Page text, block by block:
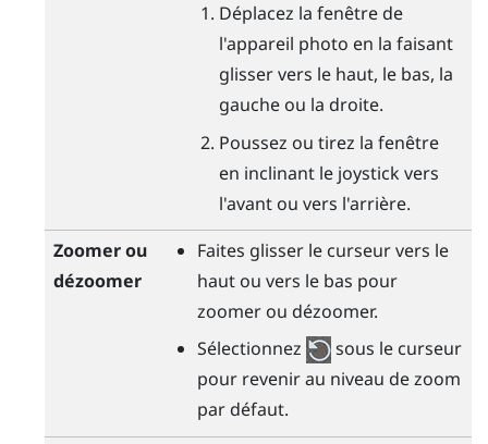
Déplacez la fenêtre de
l'appareil photo en la faisant
glisser vers le haut, le bas, la
gauche ou la droite.
Poussez ou tirez la fenêtre
en inclinant le joystick vers
l'avant ou vers l'arrière.
Zoomer ou
dézoomer
Faites glisser le curseur vers le
haut ou vers le bas pour
zoomer ou dézoomer.
Sélectionnez
sous le curseur
pour revenir au niveau de zoom
par défaut.